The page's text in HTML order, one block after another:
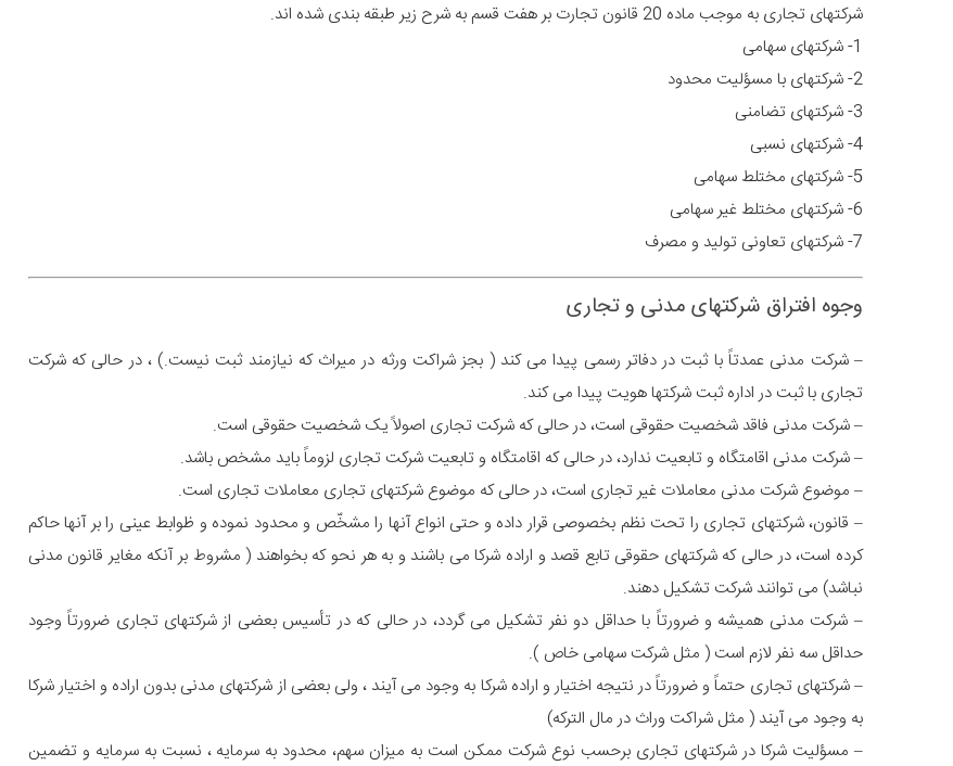
شرکتهای تجاری به موجب ماده 20 قانون تجارت بر هفت قسم به شرح زیر طبقه بندی شده اند.
1- شرکتهای سهامی
2- شرکتهای با مسؤلیت محدود
3- شرکتهای تضامنی
4- شرکتهای نسبی
5- شرکتهای مختلط سهامی
6- شرکتهای مختلط غیر سهامی
7- شرکتهای تعاونی تولید و مصرف
وجوه افتراق شرکتهای مدنی و تجاری
– شرکت مدنی عمدتاً با ثبت در دفاتر رسمی پیدا می کند ( بجز شراکت ورثه در میراث که نیازمند ثبت نیست.) ، در حالی که شرکت
تجاری با ثبت در اداره ثبت شرکتها هویت پیدا می کند.
– شرکت مدنی فاقد شخصیت حقوقی است، در حالی که شرکت تجاری اصولاً یک شخصیت حقوقی است.
– شرکت مدنی اقامتگاه و تابعیت ندارد، در حالی که اقامتگاه و تابعیت شرکت تجاری لزوماً باید مشخص باشد.
– موضوع شرکت مدنی معاملات غیر تجاری است، در حالی که موضوع شرکتهای تجاری معاملات تجاری است.
– قانون، شرکتهای تجاری را تحت نظم بخصوصی قرار داده و حتی انواع آنها را مشخّص و محدود نموده و ظوابط عینی را بر آنها حاکم
کرده است، در حالی که شرکتهای حقوقی تابع قصد و اراده شرکا می باشند و به هر نحو که بخواهند ( مشروط بر آنکه مغایر قانون مدنی
نباشد) می توانند شرکت تشکیل دهند.
– شرکت مدنی همیشه و ضرورتاً با حداقل دو نفر تشکیل می گردد، در حالی که در تأسیس بعضی از شرکتهای تجاری ضرورتاً وجود
حداقل سه نفر لازم است ( مثل شرکت سهامی خاص ).
– شرکتهای تجاری حتماً و ضرورتاً در نتیجه اختیار و اراده شرکا به وجود می آیند ، ولی بعضی از شرکتهای مدنی بدون اراده و اختیار شرکا
به وجود می آیند ( مثل شراکت وراث در مال الترکه)
– مسؤلیت شرکا در شرکتهای تجاری برحسب نوع شرکت ممکن است به میزان سهم، محدود به سرمایه ، نسبت به سرمایه و تضمین